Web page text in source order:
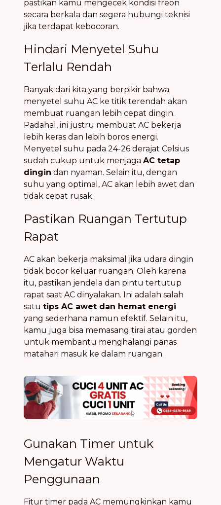
pastikan kamu mengecek kondisi freon
secara berkala dan segera hubungi teknisi
jika terdapat kebocoran.
Hindari Menyetel Suhu
Terlalu Rendah
Banyak dari kita yang berpikir bahwa
menyetel suhu AC ke titik terendah akan
membuat ruangan lebih cepat dingin.
Padahal, ini justru membuat AC bekerja
lebih keras dan lebih boros energi.
Menyetel suhu pada 24-26 derajat Celsius
sudah cukup untuk menjaga AC tetap
dingin dan nyaman. Selain itu, dengan
suhu yang optimal, AC akan lebih awet dan
tidak cepat rusak.
Pastikan Ruangan Tertutup
Rapat
AC akan bekerja maksimal jika udara dingin
tidak bocor keluar ruangan. Oleh karena
itu, pastikan jendela dan pintu tertutup
rapat saat AC dinyalakan. Ini adalah salah
satu tips AC awet dan hemat energi
yang sederhana namun efektif. Selain itu,
kamu juga bisa memasang tirai atau gorden
untuk membantu menghalangi panas
matahari masuk ke dalam ruangan.
Gunakan Timer untuk
Mengatur Waktu
Penggunaan
Fitur timer pada AC memungkinkan kamu